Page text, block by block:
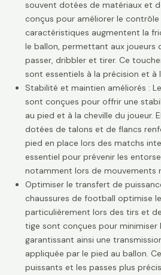
souvent dotées de matériaux et
conçus pour améliorer le contrôle
caractéristiques augmentent la
le ballon, permettant aux joueurs
passer, dribbler et tirer. Ce
sont essentiels à la précision et
Stabilité et maintien améliorés :
sont conçues pour offrir une
au pied et à la cheville du joueur.
dotées de talons et de flancs
pied en place lors des matchs
essentiel pour prévenir les
notamment lors de mouvements
Optimiser le transfert de
chaussures de football optimise
particulièrement lors des tirs et
tige sont conçues pour minimiser
garantissant ainsi une
appliquée par le pied au ballon.
puissants et les passes plus